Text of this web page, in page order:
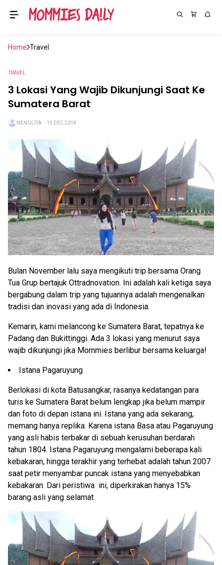
Home Travel
TRAVEL
3 Lokasi Yang Wajib Dikunjungi Saat Ke
Sumatera Barat
NENGLITA ・ 15 DEC 2014
Bulan November lalu saya mengikuti trip bersama Orang
Tua Grup bertajuk Ottradnovation. Ini adalah kali ketiga saya
bergabung dalam trip yang tujuannya adalah mengenalkan
tradisi dan inovasi yang ada di Indonesia.
Kemarin, kami melancong ke Sumatera Barat, tepatnya ke
Padang dan Bukittinggi. Ada 3 lokasi yang menurut saya
wajib dikunjungi jika Mommies berlibur bersama keluarga!
Istana Pagaruyung
Berlokasi di kota Batusangkar, rasanya kedatangan para
turis ke Sumatera Barat belum lengkap jika belum mampir
dan foto di depan istana ini. Istana yang ada sekarang,
memang hanya replika. Karena istana Basa atau Pagaruyung
yang asli habis terbakar di sebuah kerusuhan berdarah
tahun 1804. Istana Pagaruyung mengalami beberapa kali
kebakaran, hingga terakhir yang terhebat adalah tahun 2007
saat petir menyambar puncak istana yang menyebabkan
kebakaran. Dari peristiwa ini, diperkirakan hanya 15%
barang asli yang selamat.